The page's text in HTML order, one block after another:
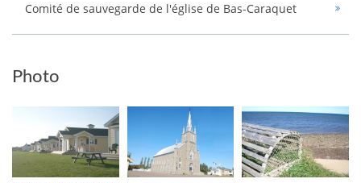
Comité de sauvegarde de l'église de Bas-Caraquet
Photo